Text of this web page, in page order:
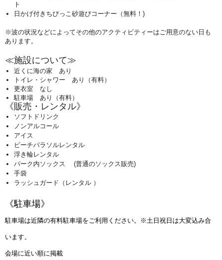
ト
日かげ付きちびっこ砂遊びコーナー（無料！)
※波の状況などによってその他のアクティビティーはご用意のない日も
あります。
≪施設について≫
近くに海の家 あり
トイレ・シャワー あり（有料）
更衣室 なし
駐車場 あり（有料）
《販売・レンタル》
ソフトドリンク
ノンアルコール
アイス
ビーチパラソルレンタル
浮き輪レンタル
パーク内ソックス
(普通のソックス販売)
手袋
ラッシュガード（レンタル ）
《駐車場》
駐車場は近隣の有料駐車場をご利用ください。※土日祝日は大変込み合
います。
会場に近い順に掲載